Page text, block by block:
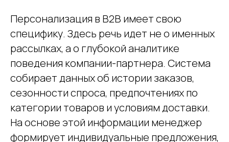
Персонализация в B2B имеет свою
специфику. Здесь речь идет не о именных
рассылках, а о глубокой аналитике
поведения компании-партнера. Система
собирает данных об истории заказов,
сезонности спроса, предпочтениях по
категории товаров и условиям доставки.
На основе этой информации менеджер
формирует индивидуальные предложения,